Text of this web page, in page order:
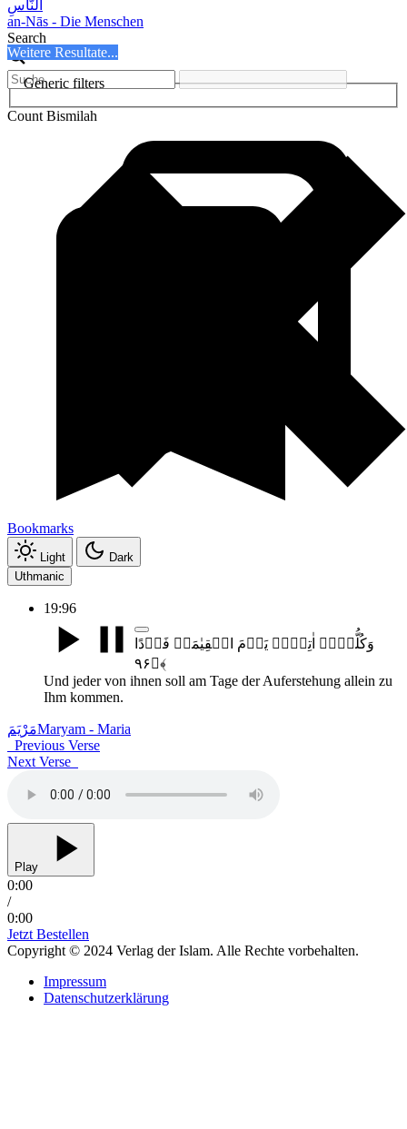
النَّاسِ
an-Nās - Die Menschen
Search
Weitere Resultate...
Generic filters
Count Bismilah
Bookmarks
Light
Dark
Uthmanic
19:96
وَکُلُّہُمۡ اٰتِیۡہِ یَوۡمَ الۡقِیٰمَۃِ فَرۡدًا
﴿۹۶﴾
Und jeder von ihnen soll am Tage der Auferstehung allein zu
Ihm kommen.
مَرْیَمَMaryam - Maria
Previous Verse
Next Verse
Play
0:00
/
0:00
Jetzt Bestellen
Copyright © 2024 Verlag der Islam. Alle Rechte vorbehalten.
Impressum
Datenschutzerklärung